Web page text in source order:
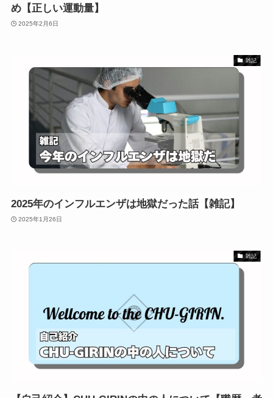
め【正しい運動量】
2025年2月6日
雑記
2025年のインフルエンザは地獄だった話【雑記】
2025年1月26日
雑記